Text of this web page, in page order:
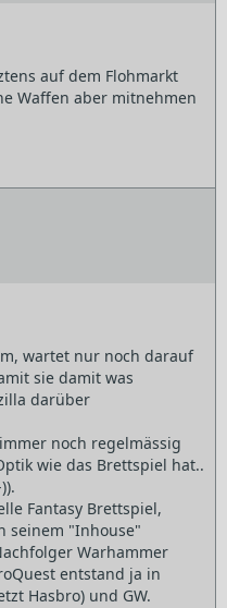
auf dem Flohmarkt
Waffen aber mitnehmen
wartet nur noch darauf
sie damit was
darüber
noch regelmässig
wie das Brettspiel hat..
Fantasy Brettspiel,
seinem "Inhouse"
Warhammer
entstand ja in
Hasbro) und GW.